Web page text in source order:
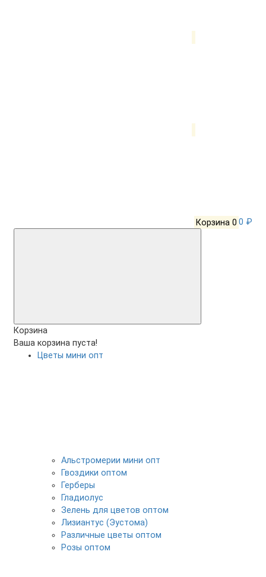
Корзина 0 0 ₽
Корзина
Ваша корзина пуста!
Цветы мини опт
Альстромерии мини опт
Гвоздики оптом
Герберы
Гладиолус
Зелень для цветов оптом
Лизиантус (Эустома)
Различные цветы оптом
Розы оптом